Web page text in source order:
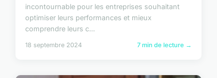
incontournable pour les entreprises souhaitant
optimiser leurs performances et mieux
comprendre leurs c...
18 septembre 2024 7 min de lecture →